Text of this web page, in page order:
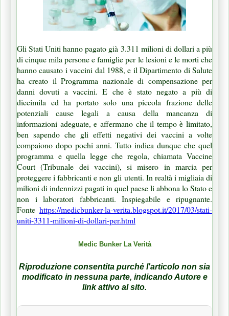
Gli Stati Uniti hanno pagato già 3.311 milioni di dollari a più
di cinque mila persone e famiglie per le lesioni e le morti che
hanno causato i vaccini dal 1988, e il Dipartimento di Salute
ha creato il Programma nazionale di compensazione per
danni dovuti a vaccini. E che è stato negato a più di
diecimila ed ha portato solo una piccola frazione delle
potenziali cause legali a causa della mancanza di
informazioni adeguate, e affermano che il tempo è limitato,
ben sapendo che gli effetti negativi dei vaccini a volte
compaiono dopo pochi anni. Tutto indica dunque che quel
programma e quella legge che regola, chiamata Vaccine
Court (Tribunale dei vaccini), si misero in marcia per
proteggere i fabbricanti e non gli utenti. In realtà i migliaia di
milioni di indennizzi pagati in quel paese li abbona lo Stato e
non i laboratori fabbricanti. Inspiegabile e ripugnante.
Fonte https://medicbunker-la-verita.blogspot.it/2017/03/stati-
uniti-3311-milioni-di-dollari-per.html
Medic Bunker La Verità
Riproduzione consentita purché l'articolo non sia
modificato in nessuna parte, indicando Autore e
link attivo al sito.